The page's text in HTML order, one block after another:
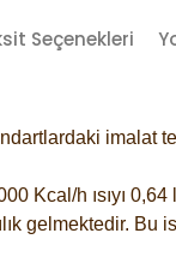
Seçenekleri
imalat
Kcal/h ısıyı
gelmektedir. Bu